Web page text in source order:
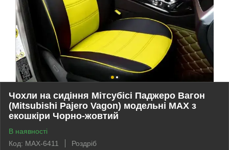
Чохли на сидіння Мітсубісі Паджеро Вагон
(Mitsubishi Pajero Vagon) модельні MAX з
екошкіри Чорно-жовтий
В наявності
Код: MAX-6411
Роздріб